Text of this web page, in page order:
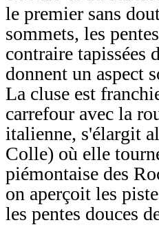
le premier sans
sommets, les
contraire tapissées
donnent un aspect
La cluse est
carrefour avec la
italienne, s'élargit
Colle) où elle
piémontaise des
on aperçoit les
les pentes douces